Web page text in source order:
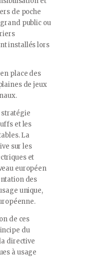
de poche
public ou
installés lors
place des
de jeux
stratégie
et les
La
sur les
et
européen
des
unique,
de ces
du
directive
à usage